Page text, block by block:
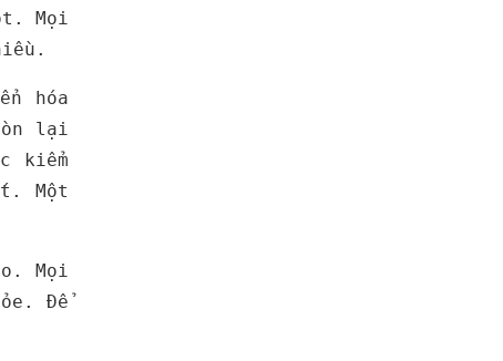
Mọi
hóa
lại
kiểm
Một
Mọi
Để